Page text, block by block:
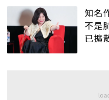
知名
不是
已擴